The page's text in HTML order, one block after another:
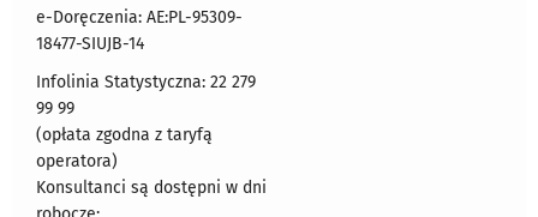
e-Doręczenia: AE:PL-95309-
18477-SIUJB-14
Infolinia Statystyczna: 22 279
99 99
(opłata zgodna z taryfą
operatora)
Konsultanci są dostępni w dni